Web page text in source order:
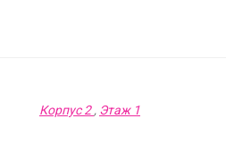
Корпус 2, Этаж 1